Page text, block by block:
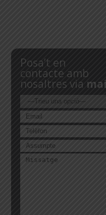
Posa’t en
contacte amb
nosaltres via